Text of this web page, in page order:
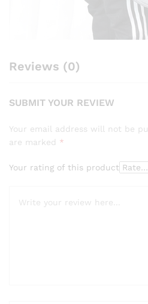
Reviews (0)
SUBMIT YOUR REVIEW
Your email address will not be
are marked *
Your rating of this product